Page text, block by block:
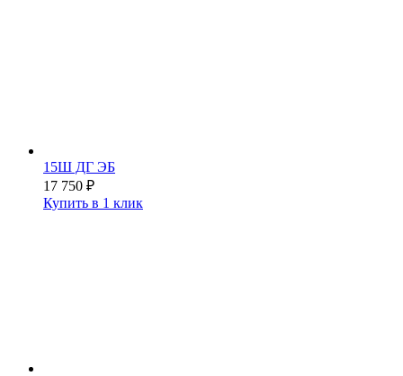
15Ш ДГ ЭБ
17 750 ₽
Купить в 1 клик